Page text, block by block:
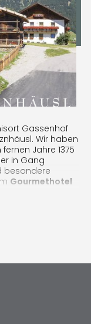
Gassenhof
Wir haben
Jahre 1375
in Gang
besondere
Gourmethotel
ist ein